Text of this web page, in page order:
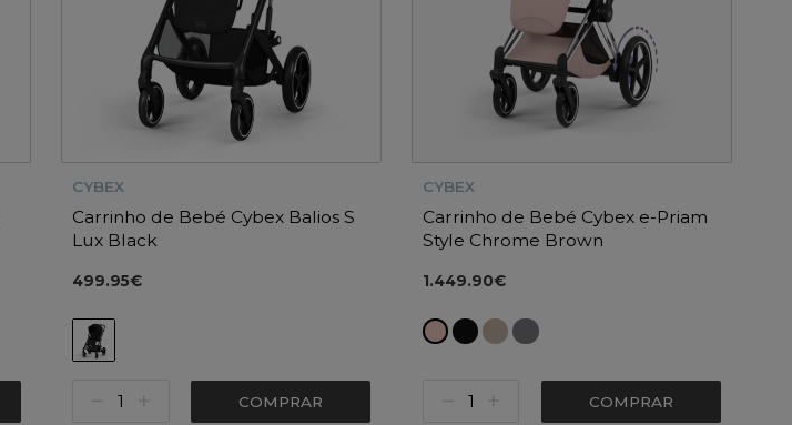
CYBEX
Carrinho de Bebé Cybex Balios S
Lux Black
499.95€
COMPRAR
CYBEX
Carrinho de Bebé Cybex e-Priam
Style Chrome Brown
1.449.90€
COMPRAR